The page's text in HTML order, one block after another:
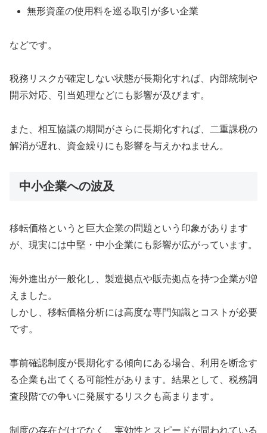
無形資産の使用料を巡る取引が多い企業
などです。
税務リスクが確定しない状態が長期化すれば、内部統制や
開示対応、引当処理などにも影響が及びます。
また、相互協議の期間がさらに長期化すれば、二重課税の
解消が遅れ、資金繰りにも影響を与えかねません。
中小企業への波及
移転価格というと巨大企業の問題という印象があります
が、現実には中堅・中小企業にも影響が広がっています。
海外進出が一般化し、製造拠点や販売拠点を持つ企業が増
えました。
しかし、移転価格分析には高度な専門知識とコストが必要
です。
事前確認制度が長期化する傾向にある場合、利用を断念す
る企業も出てくる可能性があります。結果として、税務調
査段階での争いに発展するリスクも高まります。
制度の存在だけでなく、実効性とスピードが問われている